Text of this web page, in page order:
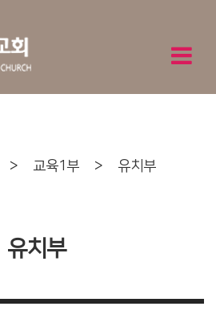
> 교육1부 > 유치부
유치부